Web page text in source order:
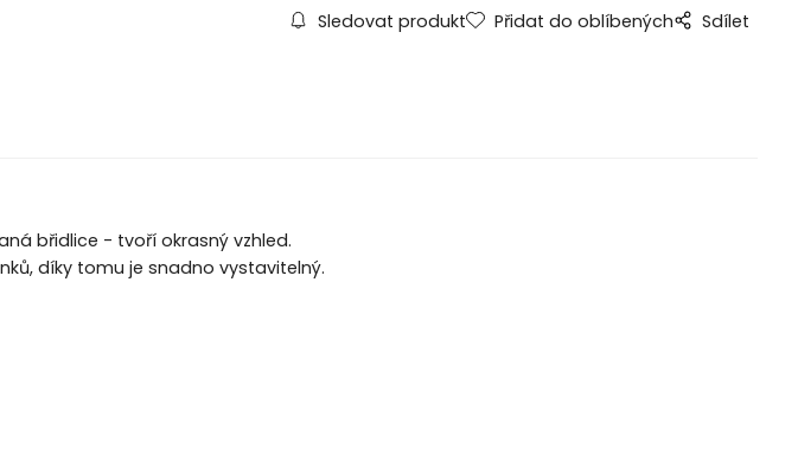
Sledovat produkt Přidat do oblíbených Sdílet
břidlice - tvoří okrasný vzhled.
díky tomu je snadno vystavitelný.